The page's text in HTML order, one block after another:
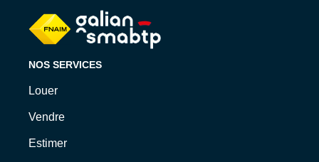
NOS SERVICES
Louer
Vendre
Estimer